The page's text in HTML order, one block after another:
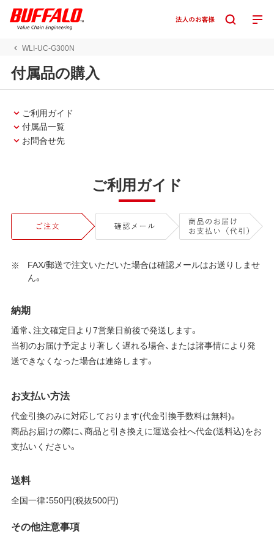
WLI-UC-G300N
付属品の購入
ご利用ガイド
付属品一覧
お問合せ先
ご利用ガイド
FAX/郵送で注文いただいた場合は確認メールはお送りしませ
ん。
納期
通常、注文確定日より7営業日前後で発送します。
当初のお届け予定より著しく遅れる場合、または諸事情により発
送できなくなった場合は連絡します。
お支払い方法
代金引換のみに対応しております(代金引換手数料は無料)。
商品お届けの際に、商品と引き換えに運送会社へ代金(送料込)をお
支払いください。
送料
全国一律：550円(税抜500円)
その他注意事項